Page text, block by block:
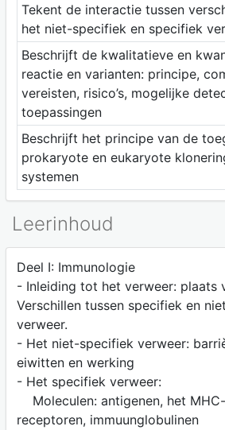
Tekent de interactie tussen
het niet-specifiek en specifiek
Beschrijft de kwalitatieve en
reactie en varianten: principe,
vereisten, risico’s, mogelijke
toepassingen
Beschrijft het principe van de
prokaryote en eukaryote
systemen
Leerinhoud
Deel I: Immunologie
- Inleiding tot het verweer: plaats
Verschillen tussen specifiek en
verweer.
- Het niet-specifiek verweer:
eiwitten en werking
- Het specifiek verweer:
Moleculen: antigenen, het
receptoren, immuunglobulinen